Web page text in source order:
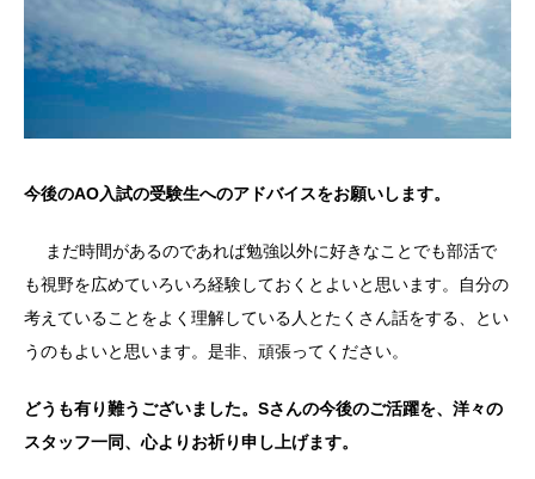
今後のAO入試の受験生へのアドバイスをお願いします。
まだ時間があるのであれば勉強以外に好きなことでも部活で
も視野を広めていろいろ経験しておくとよいと思います。自分の
考えていることをよく理解している人とたくさん話をする、とい
うのもよいと思います。是非、頑張ってください。
どうも有り難うございました。Sさんの今後のご活躍を、洋々の
スタッフ一同、心よりお祈り申し上げます。